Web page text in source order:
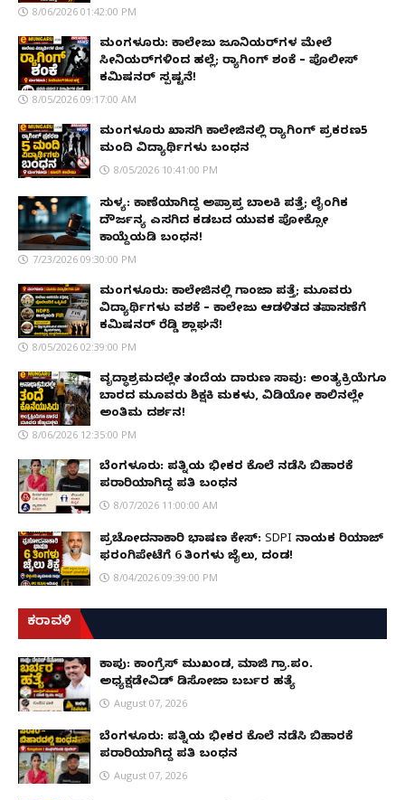
8/06/2026 01:42:00 PM
ಮಂಗಳೂರು: ಕಾಲೇಜು ಜೂನಿಯರ್‌ಗಳ ಮೇಲೆ
ಸೀನಿಯರ್‌ಗಳಿಂದ ಹಲ್ಲೆ; ರ‌್ಯಾಗಿಂಗ್ ಶಂಕೆ – ಪೊಲೀಸ್
ಕಮಿಷನರ್ ಸ್ಪಷ್ಟನೆ!
8/05/2026 09:17:00 AM
ಮಂಗಳೂರು ಖಾಸಗಿ ಕಾಲೇಜಿನಲ್ಲಿ ರ‌್ಯಾಗಿಂಗ್ ಪ್ರಕರಣ5
ಮಂದಿ ವಿದ್ಯಾರ್ಥಿಗಳು ಬಂಧನ
8/05/2026 10:41:00 PM
ಸುಳ್ಯ: ಕಾಣೆಯಾಗಿದ್ದ ಅಪ್ರಾಪ್ತ ಬಾಲಕಿ ಪತ್ತೆ; ಲೈಂಗಿಕ
ದೌರ್ಜನ್ಯ ಎಸಗಿದ ಕಡಬದ ಯುವಕ ಪೋಕ್ಸೋ
ಕಾಯ್ದೆಯಡಿ ಬಂಧನ!
7/23/2026 09:30:00 PM
ಮಂಗಳೂರು: ಕಾಲೇಜಿನಲ್ಲಿ ಗಾಂಜಾ ಪತ್ತೆ; ಮೂವರು
ವಿದ್ಯಾರ್ಥಿಗಳು ವಶಕ್ಕೆ – ಕಾಲೇಜು ಆಡಳಿತದ ತಪಾಸಣೆಗೆ
ಕಮಿಷನರ್ ರೆಡ್ಡಿ ಶ್ಲಾಘನೆ!
8/05/2026 02:39:00 PM
ವೃದ್ಧಾಶ್ರಮದಲ್ಲೇ ತಂದೆಯ ದಾರುಣ ಸಾವು: ಅಂತ್ಯಕ್ರಿಯೆಗೂ
ಬಾರದ ಮೂವರು ಶಿಕ್ಷಕಿ ಮಕಳು, ವಿಡಿಯೋ ಕಾಲಿನಲ್ಲೇ
ಅಂತಿಮ ದರ್ಶನ!
8/06/2026 12:35:00 PM
ಬೆಂಗಳೂರು: ಪತ್ನಿಯ ಭೀಕರ ಕೊಲೆ ನಡೆಸಿ ಬಿಹಾರಕ್ಕೆ
ಪರಾರಿಯಾಗಿದ್ದ ಪತಿ ಬಂಧನ
8/07/2026 11:00:00 AM
ಪ್ರಚೋದನಾಕಾರಿ ಭಾಷಣ ಕೇಸ್: SDPI ನಾಯಕ ರಿಯಾಜ್
ಫರಂಗಿಪೇಟೆಗೆ 6 ತಿಂಗಳು ಜೈಲು, ದಂಡ!
8/04/2026 09:39:00 PM
ಕರಾವಳಿ
ಕಾಪು: ಕಾಂಗ್ರೆಸ್ ಮುಖಂಡ, ಮಾಜಿ ಗ್ರಾ.ಪಂ.
ಅಧ್ಯಕ್ಷಡೇವಿಡ್ ಡಿಸೋಜಾ ಬರ್ಬರ ಹತ್ಯೆ
August 07, 2026
ಬೆಂಗಳೂರು: ಪತ್ನಿಯ ಭೀಕರ ಕೊಲೆ ನಡೆಸಿ ಬಿಹಾರಕ್ಕೆ
ಪರಾರಿಯಾಗಿದ್ದ ಪತಿ ಬಂಧನ
August 07, 2026